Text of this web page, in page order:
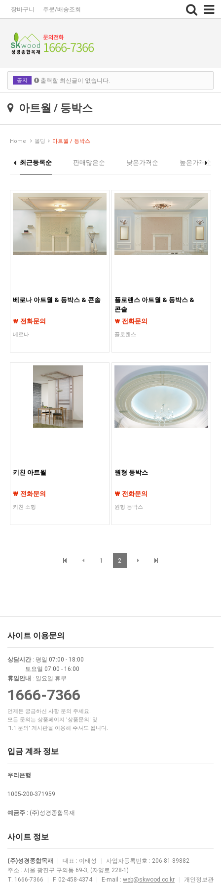
장바구니 주문/배송조회
Toggle
navigation
공지 출력할 최신글이 없습니다.
아트월 / 등박스
Home 몰딩 아트월 / 등박스
최근등록순 판매많은순 낮은가격순 높은가격순
베로나 아트월 & 등박스 & 콘솔
₩ 전화문의
베로나
플로랜스 아트월 & 등박스 &
콘솔
₩ 전화문의
플로랜스
키친 아트월
₩ 전화문의
키친 소형
원형 등박스
₩ 전화문의
원형 등박스
1 2
사이트 이용문의
상담시간 : 평일 07:00 - 18:00
토요일 07:00 - 16:00
휴일안내 : 일요일 휴무
1666-7366
언제든 궁금하신 사항 문의 주세요.
모든 문의는 상품페이지 '상품문의' 및
'1:1 문의' 게시판을 이용해 주셔도 됩니다.
입금 계좌 정보
우리은행
1005-200-371959
예금주 : (주)성경종합목재
사이트 정보
(주)성경종합목재 대표 : 이태성
사업자등록번호 : 206-81-89882
주소 : 서울 광진구 구의동 69-3, (자양로 228-1)
T. 1666-7366
F. 02-458-4374 E-mail : web@skwood.co.kr
개인정보관